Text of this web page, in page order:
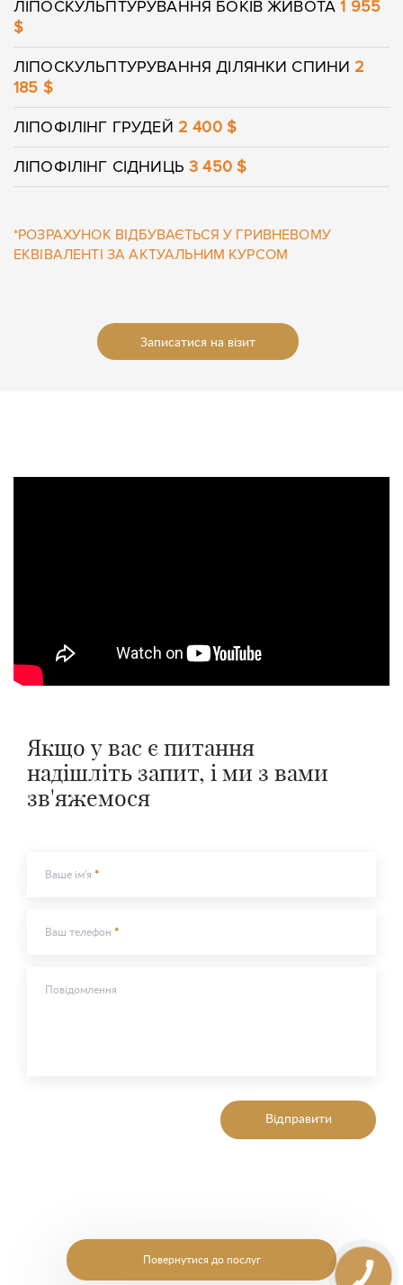
ЛІПОСКУЛЬПТУРУВАННЯ БОКІВ ЖИВОТА1 955
$
ЛІПОСКУЛЬПТУРУВАННЯ ДІЛЯНКИ СПИНИ 2
185 $
ЛІПОФІЛІНГ ГРУДЕЙ 2 400 $
ЛІПОФІЛІНГ СІДНИЦЬ3 450 $
*РОЗРАХУНОК ВІДБУВАЄТЬСЯ У ГРИВНЕВОМУ
ЕКВІВАЛЕНТІ ЗА АКТУАЛЬНИМ КУРСОМ
Записатися на візит
Якщо у вас є питання
надішліть запит, і ми з вами
зв'яжемося
Ваше ім'я
Ваш телефон
Повідомлення
Відправити
Повернутися до послуг